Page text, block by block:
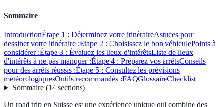
Sommaire
IntroductionÉtape 1 : Déterminez votre itinéraireAstuces pour
dessiner votre itinéraire :Étape 2 : Choisissez le bon véhiculePoints à
considérer :Étape 3 : Évaluez les lieux d'intérêtsListe de lieux
d'intérêts à ne pas manquer :Étape 4 : Préparez vos arrêtsConseils
pour des arrêts réussis :Étape 5 : Consultez les prévisions
météorologiquesOutils recommandés :FAQGlossaireChecklist
Sommaire(14 sections)
Un road trip en Suisse est une expérience unique qui combine des